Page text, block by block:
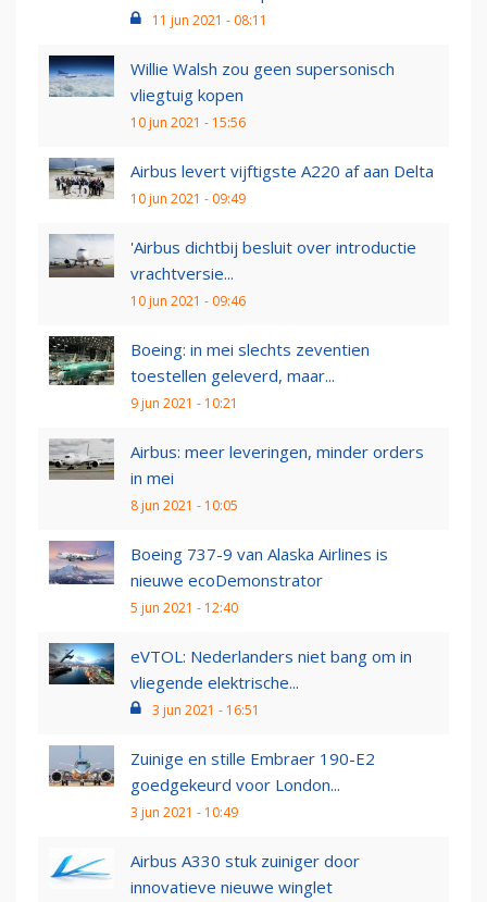
11 jun 2021 - 08:11
Willie Walsh zou geen supersonisch
vliegtuig kopen
10 jun 2021 - 15:56
Airbus levert vijftigste A220 af aan Delta
10 jun 2021 - 09:49
'Airbus dichtbij besluit over introductie
vrachtversie...
10 jun 2021 - 09:46
Boeing: in mei slechts zeventien
toestellen geleverd, maar...
9 jun 2021 - 10:21
Airbus: meer leveringen, minder orders
in mei
8 jun 2021 - 10:05
Boeing 737-9 van Alaska Airlines is
nieuwe ecoDemonstrator
5 jun 2021 - 12:40
eVTOL: Nederlanders niet bang om in
vliegende elektrische...
3 jun 2021 - 16:51
Zuinige en stille Embraer 190-E2
goedgekeurd voor London...
3 jun 2021 - 10:49
Airbus A330 stuk zuiniger door
innovatieve nieuwe winglet